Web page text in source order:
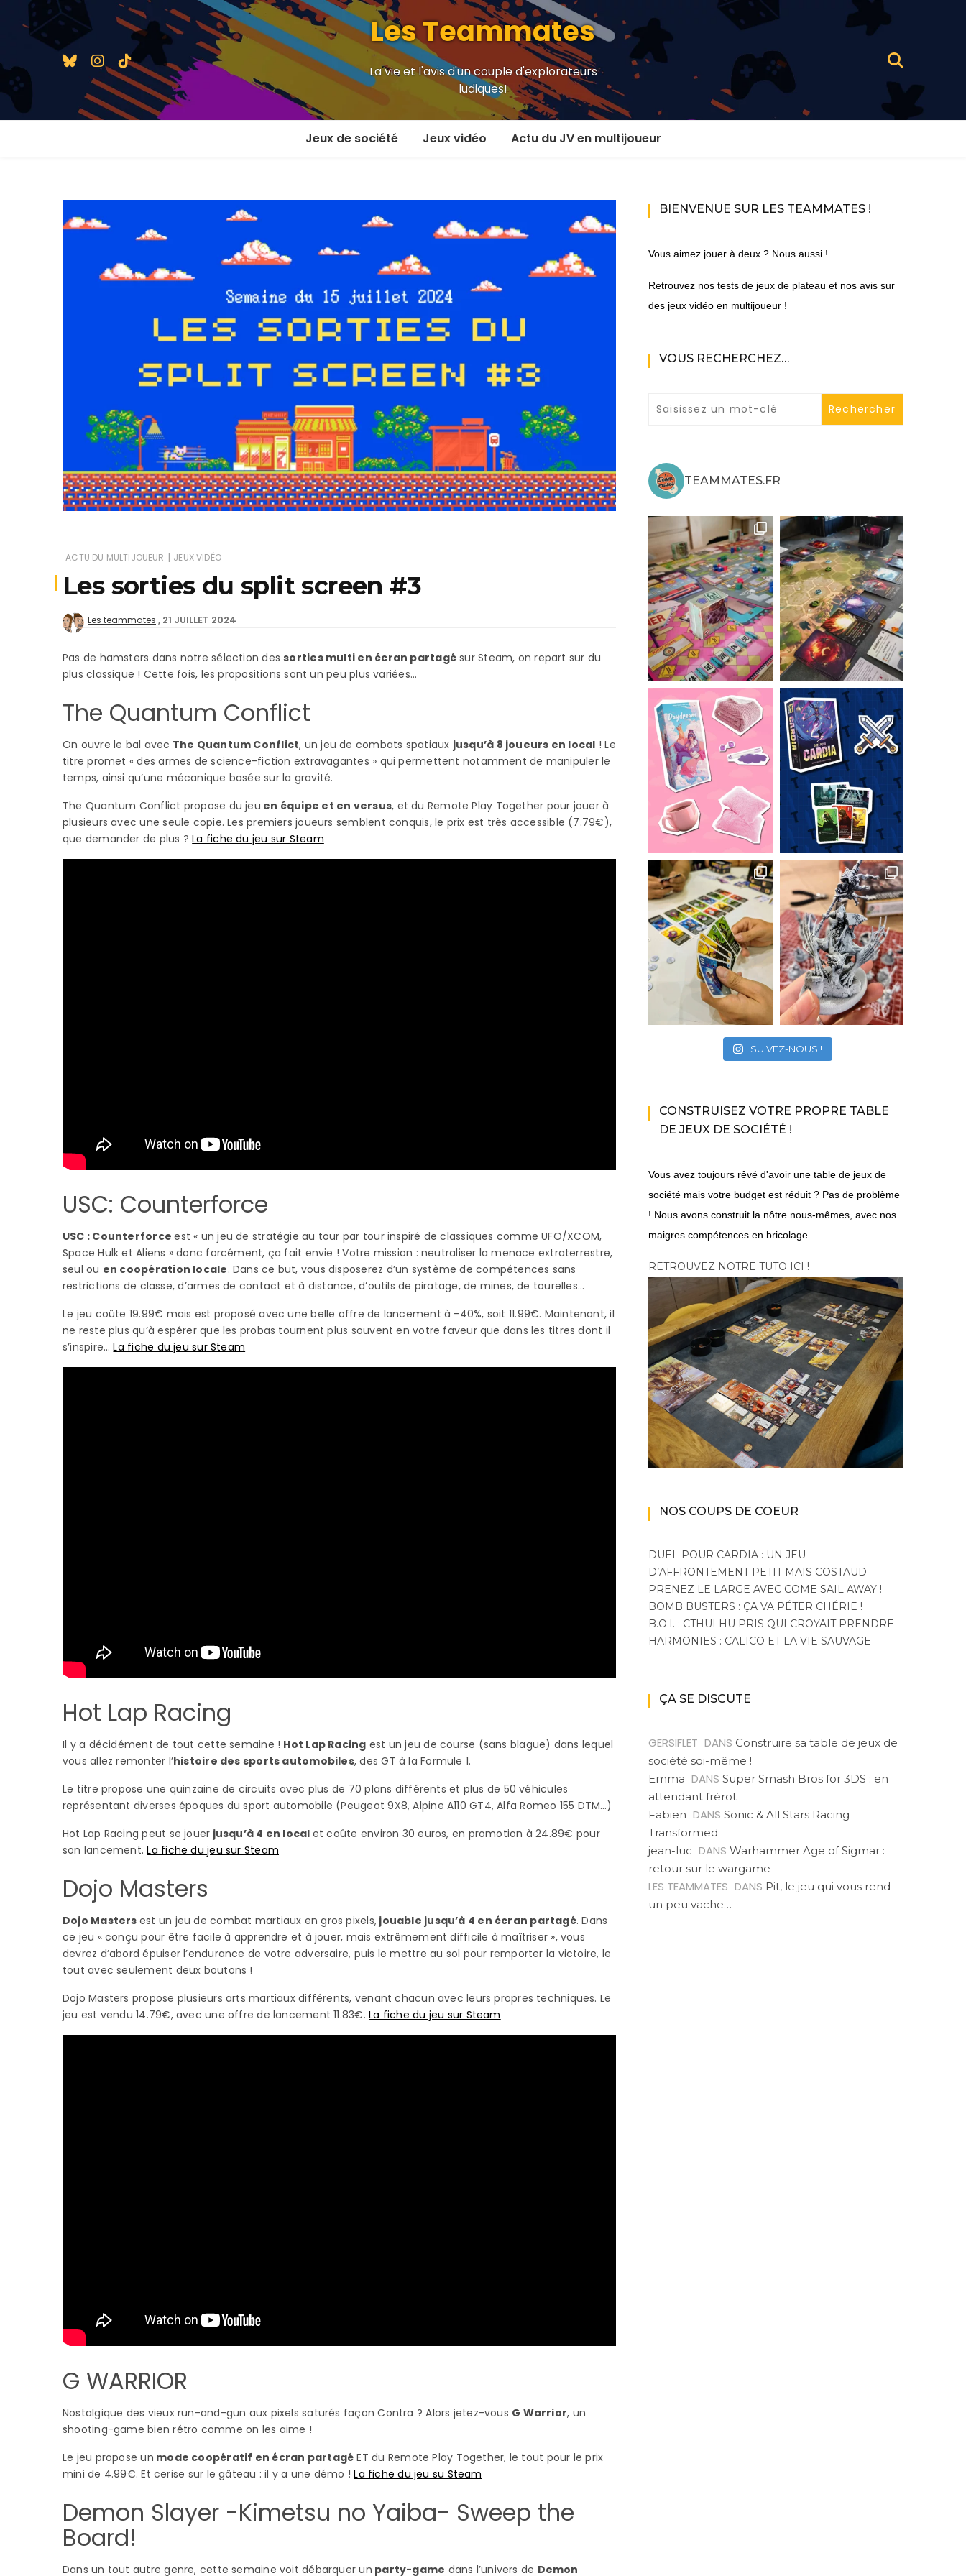
Les Teammates
La vie et l'avis d'un couple d'explorateurs
ludiques!
Jeux de société
2 joueurs
En versus
Jeux Access+
Jeux vidéo
En versus
Local en écran partagé
En ligne
MMORPG
Par plateforme
XBox One
XBox Series X|S
Actu du JV en multijoueur
ACTU DU MULTIJOUEUR | JEUX VIDÉO
Les sorties du split screen #3
Les teammates 21 JUILLET 2024
Pas de hamsters dans notre sélection dessorties multi en écran partagésur Steam, on repart sur du
plus classique ! Cette fois, les propositions sont un peu plus variées…
The Quantum Conflict
On ouvre le bal avec The Quantum Conflict, un jeu de combats spatiaux jusqu’à 8 joueurs en local ! Le
titre promet « des armes de science-fiction extravagantes » qui permettent notamment de manipuler le
temps, ainsi qu’une mécanique basée sur la gravité.
The Quantum Conflict propose du jeu en équipe et en versus, et du Remote Play Together pour jouer à
plusieurs avec une seule copie. Les premiers joueurs semblent conquis, le prix est très accessible (7.79€),
que demander de plus ?La fiche du jeu sur Steam
USC: Counterforce
USC : Counterforceest « un jeu de stratégie au tour par tour inspiré de classiques comme UFO/XCOM,
Space Hulk et Aliens » donc forcément, ça fait envie ! Votre mission : neutraliser la menace extraterrestre,
seul ou en coopération locale. Dans ce but, vous disposerez d’un système de compétences sans
restrictions de classe, d’armes de contact et à distance, d’outils de piratage, de mines, de tourelles…
Le jeu coûte 19.99€ mais est proposé avec une belle offre de lancement à -40%, soit 11.99€. Maintenant, il
ne reste plus qu’à espérer que les probas tournent plus souvent en votre faveur que dans les titres dont il
s’inspire…La fiche du jeu sur Steam
Hot Lap Racing
Il y a décidément de tout cette semaine ! Hot Lap Racing est un jeu de course (sans blague) dans lequel
vous allez remonter l’histoire des sports automobiles, des GT à la Formule 1.
Le titre propose une quinzaine de circuits avec plus de 70 plans différents et plus de 50 véhicules
représentant diverses époques du sport automobile (Peugeot 9X8, Alpine A110 GT4, Alfa Romeo 155 DTM…)
Hot Lap Racing peut se jouer jusqu’à 4 en local et coûte environ 30 euros, en promotion à 24.89€ pour
son lancement.La fiche du jeu sur Steam
Dojo Masters
Dojo Masters est un jeu de combat martiaux en gros pixels, jouable jusqu’à 4 en écran partagé. Dans
ce jeu « conçu pour être facile à apprendre et à jouer, mais extrêmement difficile à maîtriser », vous
devrez d’abord épuiser l’endurance de votre adversaire, puis le mettre au sol pour remporter la victoire, le
tout avec seulement deux boutons !
Dojo Masters propose plusieurs arts martiaux différents, venant chacun avec leurs propres techniques. Le
jeu est vendu 14.79€, avec une offre de lancement 11.83€.La fiche du jeu sur Steam
G WARRIOR
Nostalgique des vieux run-and-gun aux pixels saturés façon Contra ? Alors jetez-vous G Warrior, un
shooting-game bien rétro comme on les aime !
Le jeu propose un mode coopératif en écran partagé ET du Remote Play Together, le tout pour le prix
mini de 4.99€. Et cerise sur le gâteau : il y a une démo !La fiche du jeu su Steam
Demon Slayer -Kimetsu no Yaiba- Sweep the
Board!
Dans un tout autre genre, cette semaine voit débarquer un party-game dans l’univers de Demon
BIENVENUE SUR LES TEAMMATES !
Vous aimez jouer à deux ? Nous aussi !
Retrouvez nos tests de jeux de plateau et nos avis sur
des jeux vidéo en multijoueur !
VOUS RECHERCHEZ…
TEAMMATES.FR
SUIVEZ-NOUS !
CONSTRUISEZ VOTRE PROPRE TABLE
DE JEUX DE SOCIÉTÉ !
Vous avez toujours rêvé d'avoir une table de jeux de
société mais votre budget est réduit ? Pas de problème
! Nous avons construit la nôtre nous-mêmes, avec nos
maigres compétences en bricolage.
RETROUVEZ NOTRE TUTO ICI !
NOS COUPS DE COEUR
DUEL POUR CARDIA : UN JEU
D’AFFRONTEMENT PETIT MAIS COSTAUD
PRENEZ LE LARGE AVEC COME SAIL AWAY !
BOMB BUSTERS : ÇA VA PÉTER CHÉRIE !
B.O.I. : CTHULHU PRIS QUI CROYAIT PRENDRE
HARMONIES : CALICO ET LA VIE SAUVAGE
ÇA SE DISCUTE
GERSIFLET DANS Construire sa table de jeux de
société soi-même !
Emma DANS Super Smash Bros for 3DS : en
attendant frérot
Fabien DANS Sonic & All Stars Racing
Transformed
jean-luc DANS Warhammer Age of Sigmar :
retour sur le wargame
LES TEAMMATES DANS Pit, le jeu qui vous rend
un peu vache…